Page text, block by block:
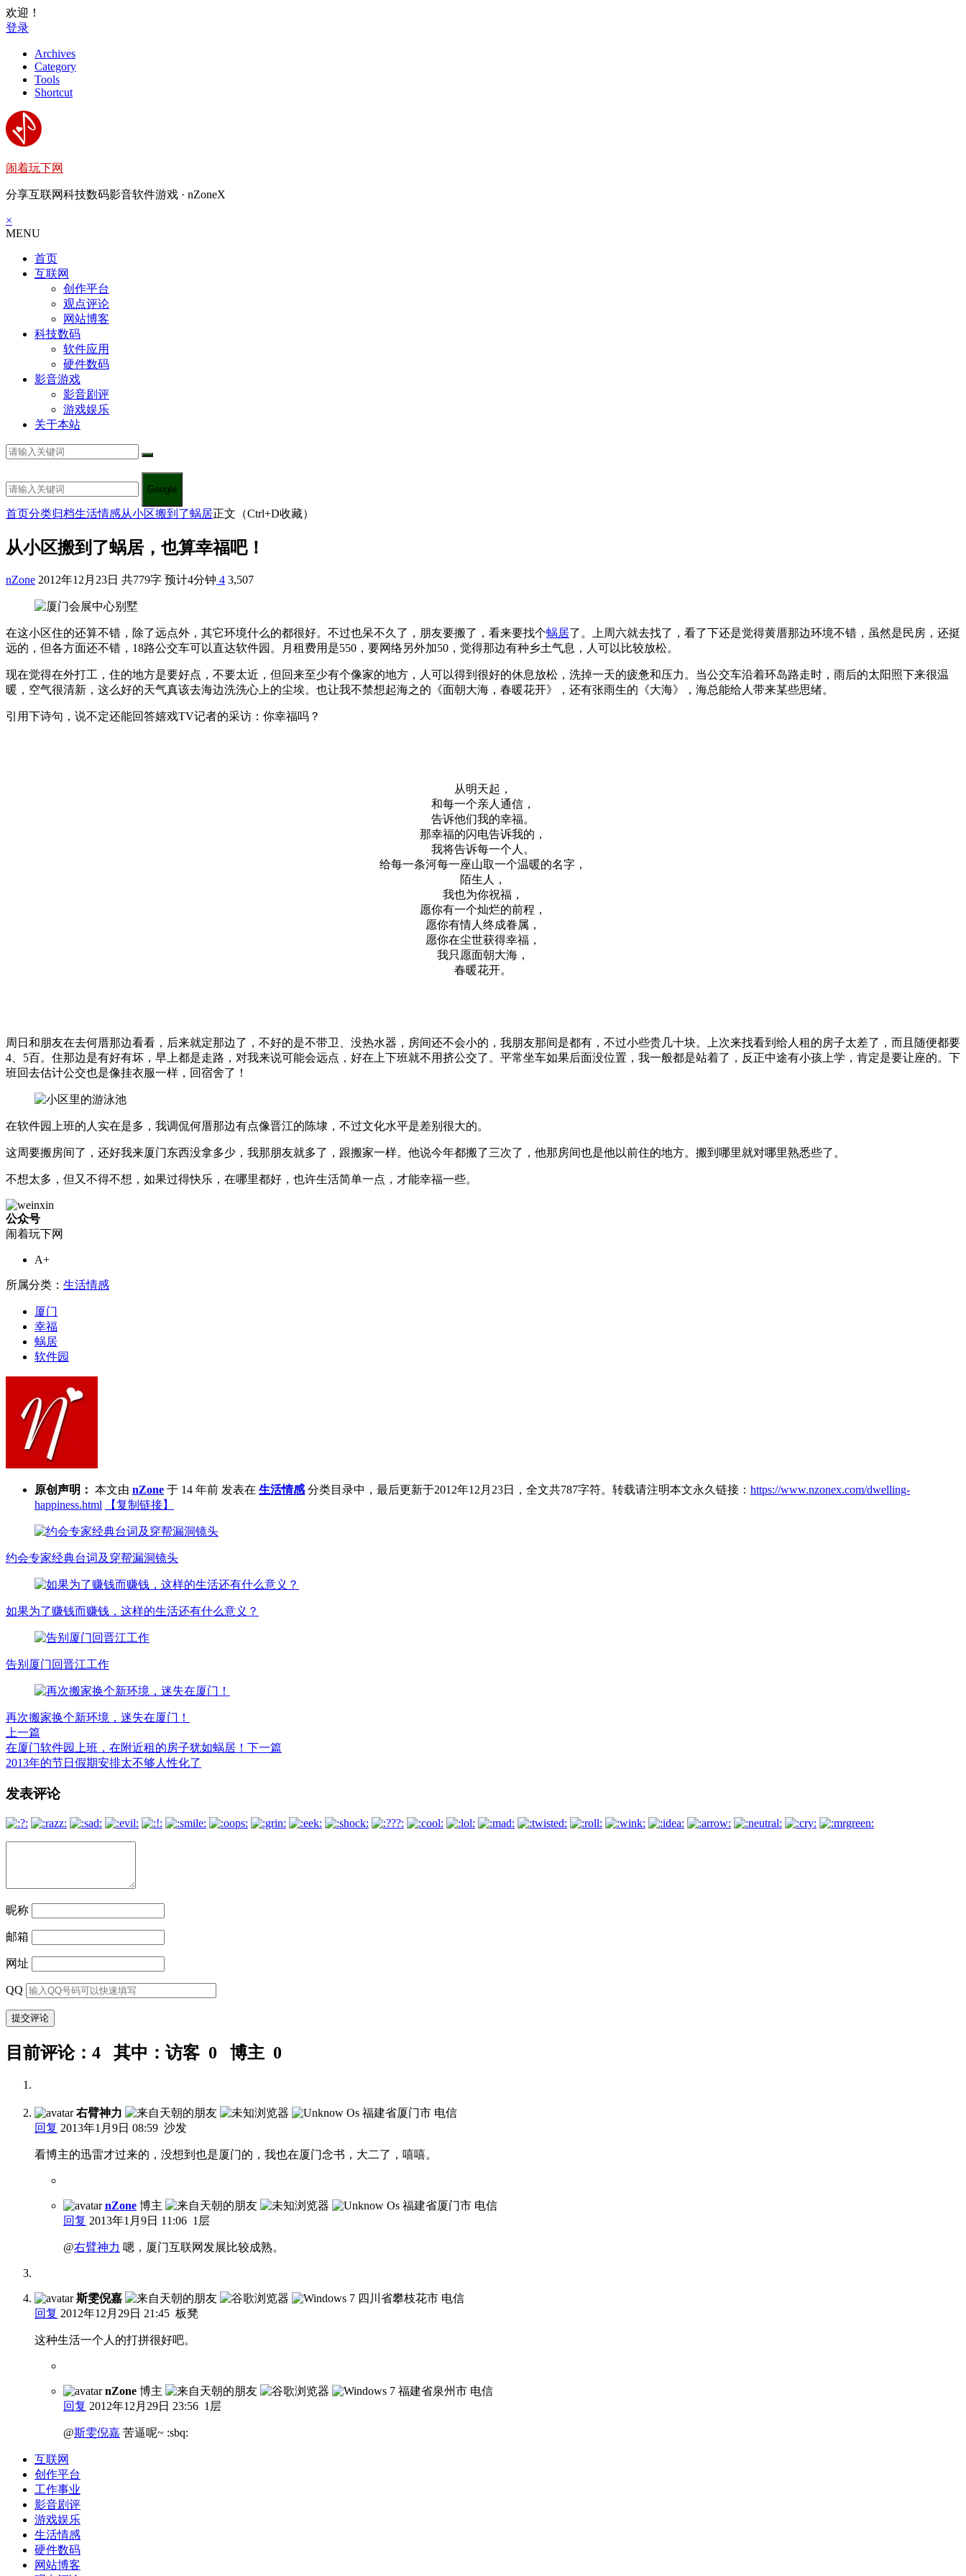
欢迎！
登录
Archives
Category
Tools
Shortcut
闹着玩下网
分享互联网科技数码影音软件游戏 · nZoneX
×
MENU
首页
互联网
创作平台
观点评论
网站博客
科技数码
软件应用
硬件数码
影音游戏
影音剧评
游戏娱乐
关于本站
Google
首页分类归档生活情感从小区搬到了蜗居正文（Ctrl+D收藏）
从小区搬到了蜗居，也算幸福吧！
nZone 2012年12月23日 共779字 预计4分钟 4 3,507
在这小区住的还算不错，除了远点外，其它环境什么的都很好。不过也呆不久了，朋友要搬了，看来要找个蜗居了。上周六就去找了，看了下还是觉得黄厝那边环境不错，虽然是民房，还挺
远的，但各方面还不错，18路公交车可以直达软件园。月租费用是550，要网络另外加50，觉得那边有种乡土气息，人可以比较放松。
现在觉得在外打工，住的地方是要好点，不要太近，但回来至少有个像家的地方，人可以得到很好的休息放松，洗掉一天的疲惫和压力。当公交车沿着环岛路走时，雨后的太阳照下来很温
暖，空气很清新，这么好的天气真该去海边洗洗心上的尘埃。也让我不禁想起海之的《面朝大海，春暖花开》，还有张雨生的《大海》，海总能给人带来某些思绪。
引用下诗句，说不定还能回答嬉戏TV记者的采访：你幸福吗？
从明天起，
和每一个亲人通信，
告诉他们我的幸福。
那幸福的闪电告诉我的，
我将告诉每一个人。
给每一条河每一座山取一个温暖的名字，
陌生人，
我也为你祝福，
愿你有一个灿烂的前程，
愿你有情人终成眷属，
愿你在尘世获得幸福，
我只愿面朝大海，
春暖花开。
周日和朋友在去何厝那边看看，后来就定那边了，不好的是不带卫、没热水器，房间还不会小的，我朋友那间是都有，不过小些贵几十块。上次来找看到给人租的房子太差了，而且随便都要
4、5百。住那边是有好有坏，早上都是走路，对我来说可能会远点，好在上下班就不用挤公交了。平常坐车如果后面没位置，我一般都是站着了，反正中途有小孩上学，肯定是要让座的。下
班回去估计公交也是像挂衣服一样，回宿舍了！
在软件园上班的人实在是多，我调侃何厝那边有点像晋江的陈埭，不过文化水平是差别很大的。
这周要搬房间了，还好我来厦门东西没拿多少，我那朋友就多了，跟搬家一样。他说今年都搬了三次了，他那房间也是他以前住的地方。搬到哪里就对哪里熟悉些了。
不想太多，但又不得不想，如果过得快乐，在哪里都好，也许生活简单一点，才能幸福一些。
公众号
闹着玩下网
A+
所属分类： 生活情感
厦门
幸福
蜗居
软件园
原创声明： 本文由 nZone 于 14 年前 发表在 生活情感分类目录中，最后更新于2012年12月23日，全文共787字符。转载请注明本文永久链接： https://www.nzonex.com/dwelling-
happiness.html
【复制链接】
约会专家经典台词及穿帮漏洞镜头
如果为了赚钱而赚钱，这样的生活还有什么意义？
告别厦门回晋江工作
再次搬家换个新环境，迷失在厦门！
上一篇
在厦门软件园上班，在附近租的房子犹如蜗居！
下一篇
2013年的节日假期安排太不够人性化了
文
章
导
发表评论
昵称
邮箱
网址
QQ
目前评论：4 其中：访客 0 博主 0
右臂神力
福建省厦门市 电信
回复 2013年1月9日 08:59 沙发
看博主的迅雷才过来的，没想到也是厦门的，我也在厦门念书，大二了，嘻嘻。
nZone 博主
福建省厦门市 电信
回复 2013年1月9日 11:06 1层
@右臂神力 嗯，厦门互联网发展比较成熟。
斯雯倪嘉
四川省攀枝花市 电信
回复 2012年12月29日 21:45 板凳
这种生活一个人的打拼很好吧。
nZone 博主
福建省泉州市 电信
回复 2012年12月29日 23:56 1层
@斯雯倪嘉 苦逼呢~ :sbq:
互联网
创作平台
工作事业
影音剧评
游戏娱乐
生活情感
硬件数码
网站博客